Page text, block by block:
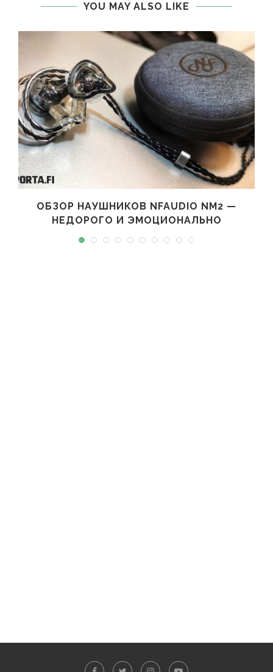
YOU MAY ALSO LIKE
ОБЗОР НАУШНИКОВ NFAUDIO NM2 —
НЕДОРОГО И ЭМОЦИОНАЛЬНО